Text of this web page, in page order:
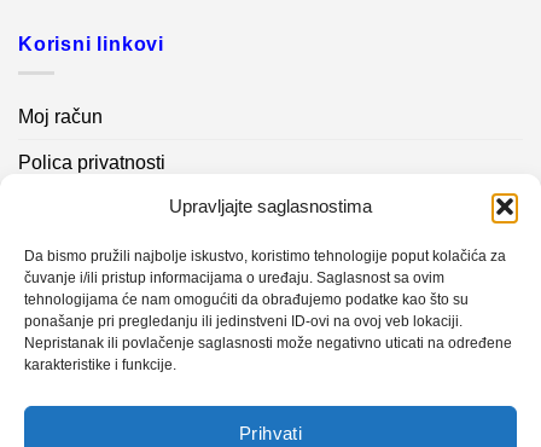
Upravljajte saglasnostima
Da bismo pružili najbolje iskustvo, koristimo tehnologije poput kolačića za
čuvanje i/ili pristup informacijama o uređaju. Saglasnost sa ovim
tehnologijama će nam omogućiti da obrađujemo podatke kao što su
ponašanje pri pregledanju ili jedinstveni ID-ovi na ovoj veb lokaciji.
Nepristanak ili povlačenje saglasnosti može negativno uticati na određene
karakteristike i funkcije.
Prihvati
Korisni linkovi
Moj račun
Polica privatnosti
Kontakt info
Novosti
Sistem mjerenja vibracija – papir mašina 4